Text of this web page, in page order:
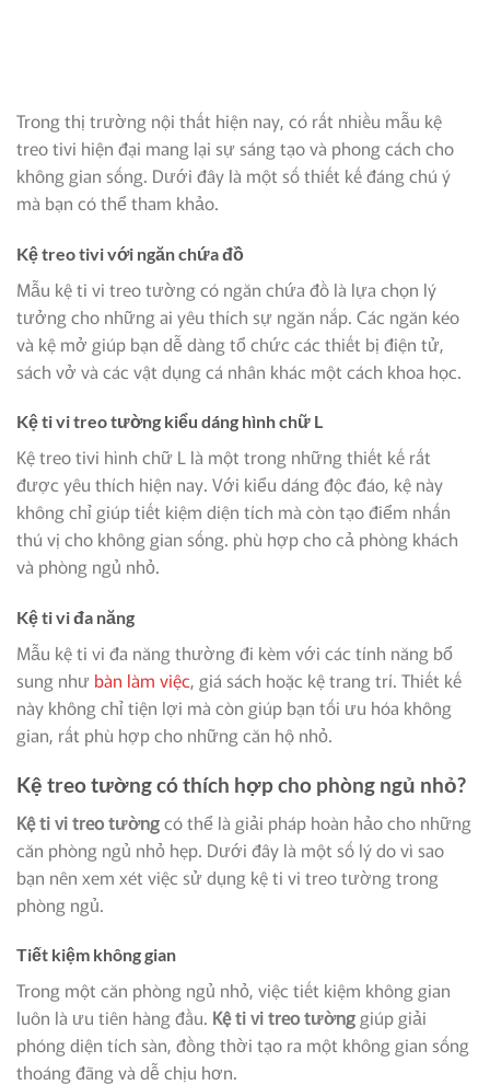
Trong thị trường nội thất hiện nay, có rất nhiều mẫu kệ
treo tivi hiện đại mang lại sự sáng tạo và phong cách cho
không gian sống. Dưới đây là một số thiết kế đáng chú ý
mà bạn có thể tham khảo.
Kệ treo tivi với ngăn chứa đồ
Mẫu kệ ti vi treo tường có ngăn chứa đồ là lựa chọn lý
tưởng cho những ai yêu thích sự ngăn nắp. Các ngăn kéo
và kệ mở giúp bạn dễ dàng tổ chức các thiết bị điện tử,
sách vở và các vật dụng cá nhân khác một cách khoa học.
Kệ ti vi treo tường kiểu dáng hình chữ L
Kệ treo tivi hình chữ L là một trong những thiết kế rất
được yêu thích hiện nay. Với kiểu dáng độc đáo, kệ này
không chỉ giúp tiết kiệm diện tích mà còn tạo điểm nhấn
thú vị cho không gian sống. phù hợp cho cả phòng khách
và phòng ngủ nhỏ.
Kệ ti vi đa năng
Mẫu kệ ti vi đa năng thường đi kèm với các tính năng bổ
sung như bàn làm việc, giá sách hoặc kệ trang trí. Thiết kế
này không chỉ tiện lợi mà còn giúp bạn tối ưu hóa không
gian, rất phù hợp cho những căn hộ nhỏ.
Kệ treo tường có thích hợp cho phòng ngủ nhỏ?
Kệ ti vi treo tườngcó thể là giải pháp hoàn hảo cho những
căn phòng ngủ nhỏ hẹp. Dưới đây là một số lý do vì sao
bạn nên xem xét việc sử dụng kệ ti vi treo tường trong
phòng ngủ.
Tiết kiệm không gian
Trong một căn phòng ngủ nhỏ, việc tiết kiệm không gian
luôn là ưu tiên hàng đầu. Kệ ti vi treo tường giúp giải
phóng diện tích sàn, đồng thời tạo ra một không gian sống
thoáng đãng và dễ chịu hơn.